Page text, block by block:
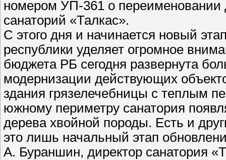
номером УП-361 о
санаторий «Талкас».
С этого дня и начинается новый
республики уделяет огромное
бюджета РБ сегодня развернута
модернизации действующих
здания грязелечебницы с теплым
южному периметру санатория
дерева хвойной породы. Есть и
это лишь начальный этап
А. Бураншин, директор санатория